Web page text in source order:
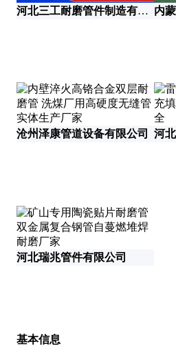
河北三工耐磨管件制造有限公司
沧州泽康管道设备有限公司
河北瑞兆管件有限公司
基本信息